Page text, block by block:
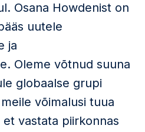
Osana Howdenist on
uutele
ja
Oleme võtnud suuna
globaalse grupi
võimalusi tuua
vastata piirkonnas